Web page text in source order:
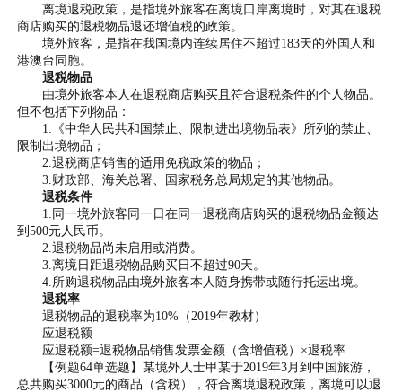
离境退税政策，是指境外旅客在离境口岸离境时，对其在退税
商店购买的退税物品退还增值税的政策。
境外旅客，是指在我国境内连续居住不超过183天的外国人和
港澳台同胞。
退税物品
由境外旅客本人在退税商店购买且符合退税条件的个人物品。
但不包括下列物品：
1.《中华人民共和国禁止、限制进出境物品表》所列的禁止、
限制出境物品；
2.退税商店销售的适用免税政策的物品；
3.财政部、海关总署、国家税务总局规定的其他物品。
退税条件
1.同一境外旅客同一日在同一退税商店购买的退税物品金额达
到500元人民币。
2.退税物品尚未启用或消费。
3.离境日距退税物品购买日不超过90天。
4.所购退税物品由境外旅客本人随身携带或随行托运出境。
退税率
退税物品的退税率为10%（2019年教材）
应退税额
应退税额=退税物品销售发票金额（含增值税）×退税率
【例题64单选题】某境外人士甲某于2019年3月到中国旅游，
总共购买3000元的商品（含税），符合离境退税政策，离境可以退